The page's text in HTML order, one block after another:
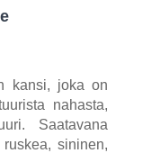
kansi, joka on
nahasta,
Saatavana
sininen,